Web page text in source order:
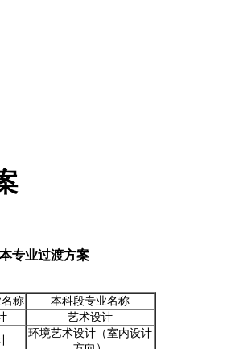
专业过渡方案
称
本科段专业名称
艺术设计
环境艺术设计（室内设计